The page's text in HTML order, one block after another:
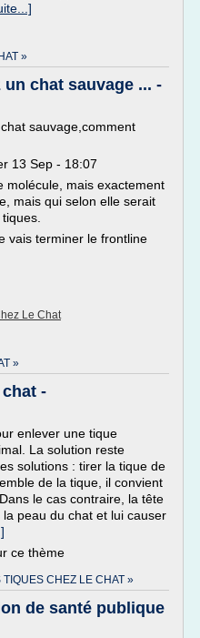
»
chat sauvage ... -
sauvage,comment
13 Sep - 18:07
molécule, mais exactement
mais qui selon elle serait
vais terminer le frontline
Le Chat
»
-
enlever une tique
La solution reste
solutions : tirer la tique de
de la tique, il convient
le cas contraire, la tête
peau du chat et lui causer
ce thème
CHEZ LE CHAT »
de santé publique